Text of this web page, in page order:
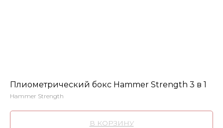
Плиометрический бокс Hammer Strength 3 в 1
Hammer Strength
В КОРЗИНУ